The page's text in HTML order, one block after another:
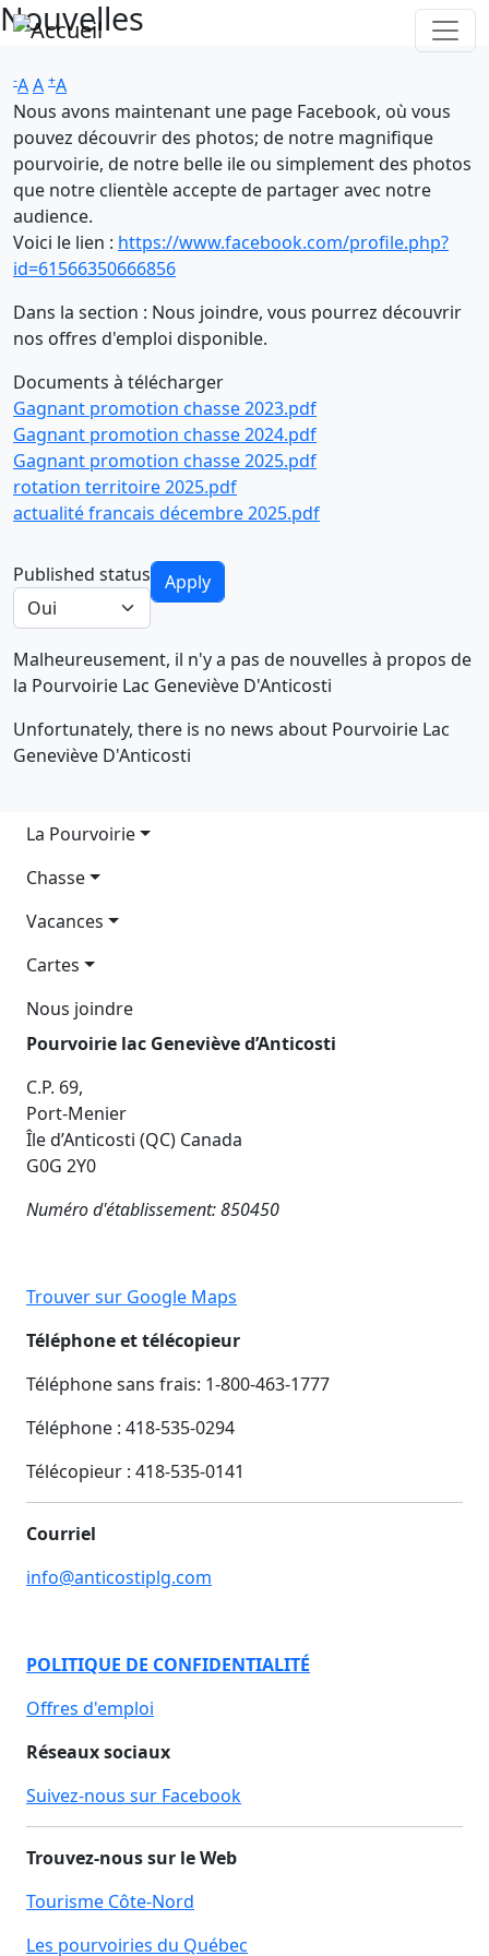
Aller au contenu principal
Nouvelles
-AA +A
Nous avons maintenant une page Facebook, où vous
pouvez découvrir des photos; de notre magnifique
pourvoirie, de notre belle ile ou simplement des photos
que notre clientèle accepte de partager avec notre
audience.
Voici le lien : https://www.facebook.com/profile.php?
id=61566350666856
Dans la section : Nous joindre, vous pourrez découvrir
nos offres d'emploi disponible.
Documents à télécharger
Gagnant promotion chasse 2023.pdf
Gagnant promotion chasse 2024.pdf
Gagnant promotion chasse 2025.pdf
rotation territoire 2025.pdf
actualité francais décembre 2025.pdf
Published status
Malheureusement, il n'y a pas de nouvelles à propos de
la Pourvoirie Lac Geneviève D'Anticosti
Unfortunately, there is no news about Pourvoirie Lac
Geneviève D'Anticosti
Main navigation
La Pourvoirie
Chasse
Vacances
Cartes
Nous joindre
Pourvoirie lac Geneviève d’Anticosti
C.P. 69,
Port-Menier
Île d’Anticosti (QC) Canada
G0G 2Y0
Numéro d'établissement: 850450
Trouver sur Google Maps
Téléphone et télécopieur
Téléphone sans frais: 1-800-463-1777
Téléphone : 418-535-0294
Télécopieur : 418-535-0141
Courriel
info@anticostiplg.com
POLITIQUE DE CONFIDENTIALITÉ
Offres d'emploi
Réseaux sociaux
Suivez-nous sur Facebook
Trouvez-nous sur le Web
Tourisme Côte-Nord
Les pourvoiries du Québec